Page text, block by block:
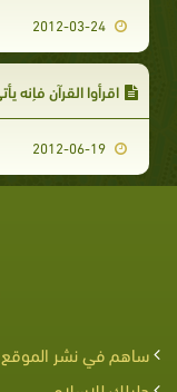
اقرأوا القرآن فإنه
ساهم في نشر الموقع